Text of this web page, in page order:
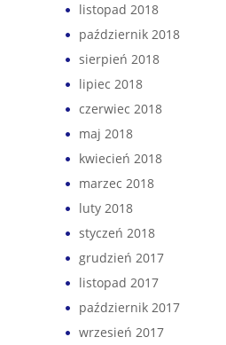
listopad 2018
październik 2018
sierpień 2018
lipiec 2018
czerwiec 2018
maj 2018
kwiecień 2018
marzec 2018
luty 2018
styczeń 2018
grudzień 2017
listopad 2017
październik 2017
wrzesień 2017